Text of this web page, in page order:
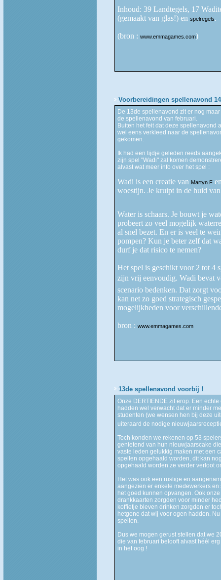
Inhoud: 39 Landtegels, 17
(gemaakt van glas!) en spelregels.
(bron : www.emmagames.com)
Voorbereidingen spellenavond 14
De 13de spellenavond zit er nog
de spellenavond van februari.
Buiten het feit dat deze spellenavond
wel eens verkleed naar de
gekomen.
Ik had een tijdje geleden reeds
zijn spel "Wadi" zal komen
alvast wat meer info over het spel :
Wadi is een creatie van Martyn F
woestijn. Je kruipt in de huid
Water is schaars. Je bouwt je
probeert zo veel mogelijk
al snel bezet. En er is veel te
pompen? Kun je beter zelf dat
durf je dat risico te nemen?
Het spel is geschikt voor 2 tot 4
zijn vrij eenvoudig. Wadi bevat
scenario bedenken. Dat zorgt
kan net zo goed strategisch
mogelijkheden voor
bron : www.emmagames.com
13de spellenavond voorbij !
Onze DERTIENDE zit erop. Een
hadden wel verwacht dat er minder
studenten (we wensen hen bij deze
uiteraard de nodige
Toch konden we rekenen op 53
genietend van hun nieuwjaarscake
vaste leden gelukkig maken met een
spellen opgehaald worden, dit kan
opgehaald worden ze verder verloot
Het was ook een rustige en
aangezien er enkele medewerkers
het goed kunnen opvangen. Ook
drankkaarten zorgden voor minder
koffietje bleven drinken zorgden er
hetgene dat wij voor ogen hadden.
spellen.
Dus we mogen gerust stellen dat we
die van februari belooft alvast héél
in het oog !